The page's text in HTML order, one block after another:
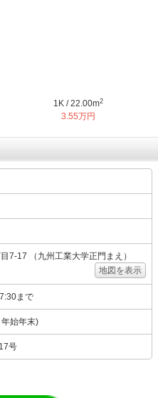
1K / 22.00m2
3.55万円
7-17 （九州工業大学正門まえ）
地図を表示
まで
始年末)
号